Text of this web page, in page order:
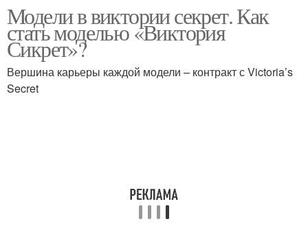
Модели в виктории секрет. Как
стать моделью «Виктория
Сикрет»?
Вершина карьеры каждой модели – контракт с Victoria’s
Secret